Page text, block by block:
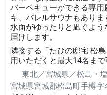
バーベキューができる専
キ、バレルサウナもありま
水面がゆったりと凪ぐよ
届けします。
隣接する「たびの邸宅 松
用いただくと最大14名まで
東北／宮城県／松島・
宮城県宮城郡松島町手樽字